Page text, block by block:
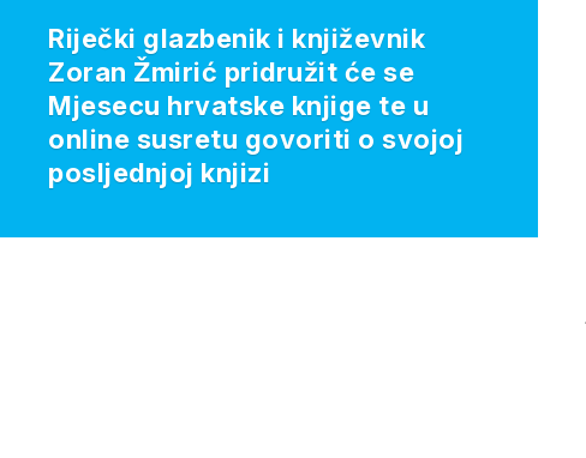
Riječki glazbenik i književnik
Zoran Žmirić pridružit će se
Mjesecu hrvatske knjige te u
online susretu govoriti o svojoj
posljednjoj knjizi